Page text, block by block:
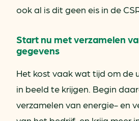
ook al is dit geen eis in de
Start nu met verzamelen
gegevens
Het kost vaak wat tijd om de
in beeld te krijgen. Begin
verzamelen van energie- en